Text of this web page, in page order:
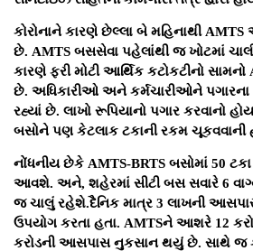
કોરોનાને કારણે છેલ્લા બે મહિનાથી
છે. AMTS બસસેવા પહેલાંથી જ ખોટમાં ચાલી
કારણે ફરી મોટી આર્થિક કટોકટીનો સામનો
છે. અધિકારીઓ અને કર્મચારીઓને પગારના
રહ્યાં છે. લાખો રૂપિયાનો પગાર કરવાનો
બસોને પણ કેટલાક ટકાની રકમ ચૂકવવાની
નોંધનીય છેકે AMTS-BRTS બસોમાં 50
આવશે. અને, શહેરમાં સીટી બસ સવારે 6
જ ચાલું રહેશે.દૈનિક માત્ર 3 લાખની
ઉપયોગ કરતા હતા. AMTSને આશરે 12
કરોડની આસપાસ નુકસાન થયું છે. સાથે જ